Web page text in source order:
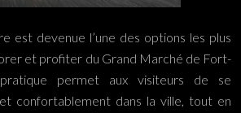
est devenue l’une des options les plus
et profiter du Grand Marché de Fort-
permet aux visiteurs de se
confortablement dans la ville, tout en